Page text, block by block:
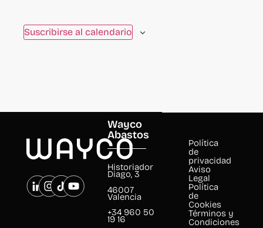
Suscribirse al calendario
Wayco
Abastos
Historiador
Diago, 3
46007
Valencia
+34 960 50
19 16
Política
de
privacidad
Aviso
Legal
Política
de
Cookies
Términos y
Condiciones